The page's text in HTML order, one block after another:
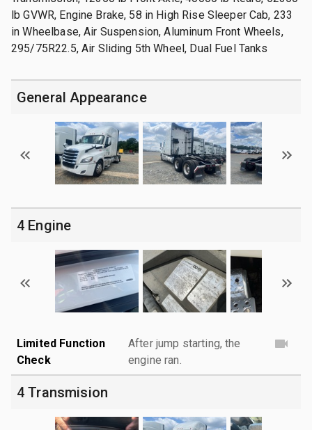
lb GVWR, Engine Brake, 58 in High Rise Sleeper Cab, 233
in Wheelbase, Air Suspension, Aluminum Front Wheels,
295/75R22.5, Air Sliding 5th Wheel, Dual Fuel Tanks
General Appearance
4 Engine
Limited Function
Check
After jump starting, the
engine ran.
4 Transmision